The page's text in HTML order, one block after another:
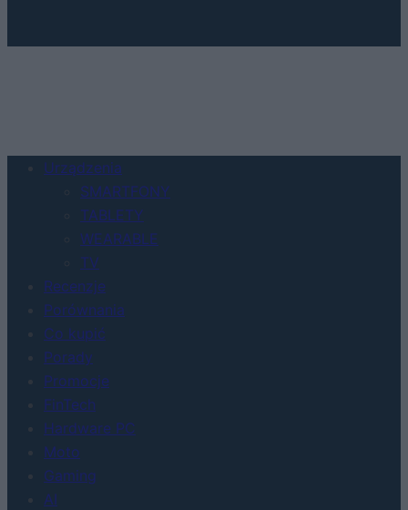
Urządzenia
SMARTFONY
TABLETY
WEARABLE
TV
Recenzje
Porównania
Co kupić
Porady
Promocje
FinTech
Hardware PC
Moto
Gaming
AI